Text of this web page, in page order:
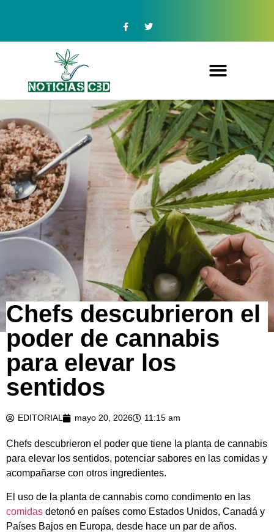
Chefs descubrieron el
poder de cannabis
para elevar los
sentidos
EDITORIAL mayo 20, 2026 11:15 am
Chefs descubrieron el poder que tiene la planta de cannabis
para elevar los sentidos, potenciar sabores en las comidas y
acompañarse con otros ingredientes.
El uso de la planta de cannabis como condimento en las
comidas detonó en países como Estados Unidos, Canadá y
Países Bajos en Europa, desde hace un par de años.